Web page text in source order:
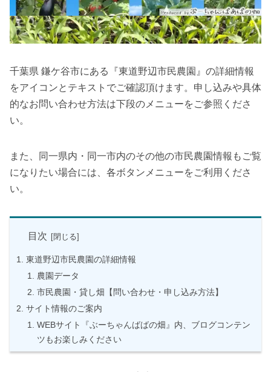
千葉県 鎌ケ谷市にある『東道野辺市民農園』の詳細情報
をアイコンとテキストでご確認頂けます。申し込みや具体
的なお問い合わせ方法は下段のメニューをご参照くださ
い。
また、同一県内・同一市内のその他の市民農園情報もご覧
になりたい場合には、各ボタンメニューをご利用くださ
い。
目次
東道野辺市民農園の詳細情報
農園データ
市民農園・貸し畑【問い合わせ・申し込み方法】
サイト情報のご案内
WEBサイト『ぶーちゃんばばの畑』内、ブログコンテン
ツもお楽しみください